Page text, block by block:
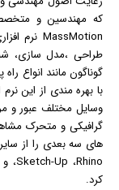
که مهندسین و
طراحی ،مدل سازی،
گوناگون مانند انواع
با بهره مندی از این
وسایل مختلف عبور و
گرافیکی و متحرک
کرد.